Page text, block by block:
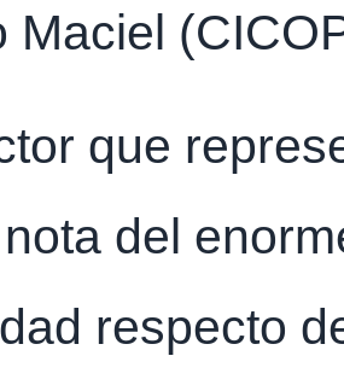
Maciel
que
del
respecto